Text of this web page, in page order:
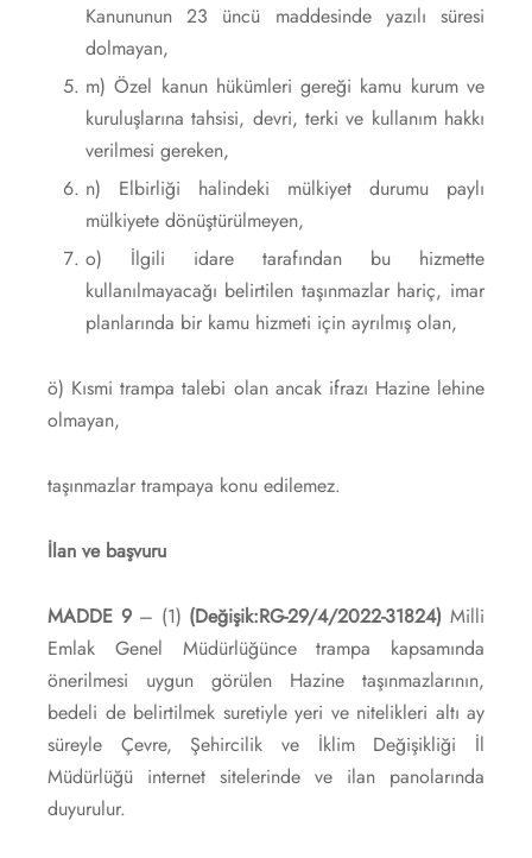
Kanununun 23 üncü maddesinde yazılı süresi
dolmayan,
m) Özel kanun hükümleri gereği kamu kurum ve
kuruluşlarına tahsisi, devri, terki ve kullanım hakkı
verilmesi gereken,
n) Elbirliği halindeki mülkiyet durumu paylı
mülkiyete dönüştürülmeyen,
o) İlgili idare tarafından bu hizmette
kullanılmayacağı belirtilen taşınmazlar hariç, imar
planlarında bir kamu hizmeti için ayrılmış olan,
ö) Kısmi trampa talebi olan ancak ifrazı Hazine lehine
olmayan,
taşınmazlar trampaya konu edilemez.
İlan ve başvuru
MADDE 9– (1) (Değişik:RG-29/4/2022-31824) Milli
Emlak Genel Müdürlüğünce trampa kapsamında
önerilmesi uygun görülen Hazine taşınmazlarının,
bedeli de belirtilmek suretiyle yeri ve nitelikleri altı ay
süreyle Çevre, Şehircilik ve İklim Değişikliği İl
Müdürlüğü internet sitelerinde ve ilan panolarında
duyurulur.